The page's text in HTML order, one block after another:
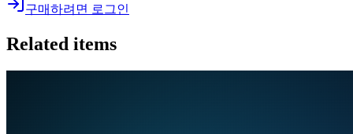
구매하려면 로그인
Related items